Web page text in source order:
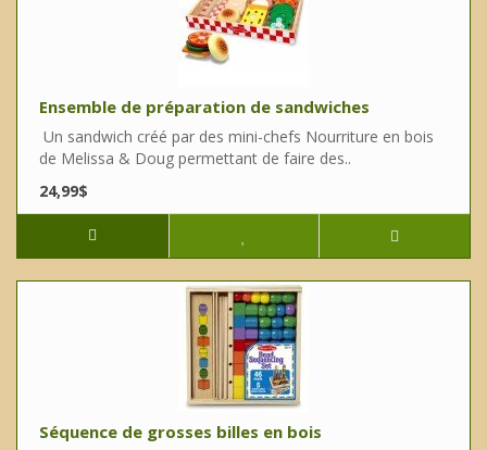
Ensemble de préparation de sandwiches
Un sandwich créé par des mini-chefs Nourriture en bois
de Melissa & Doug permettant de faire des..
24,99$
Séquence de grosses billes en bois